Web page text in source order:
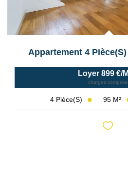
Appartement 4 Pièce(s)
Loyer 899 €/
charges
4 Pièce(s) 95 M²